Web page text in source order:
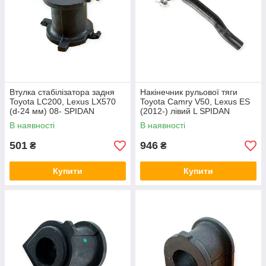
Втулка стабілізатора задня
Toyota LC200, Lexus LX570
(d-24 мм) 08- SPIDAN
В наявності
501 ₴
Купити
Накінечник рульової тяги
Toyota Camry V50, Lexus ES
(2012-) лівий L SPIDAN
В наявності
946 ₴
Купити